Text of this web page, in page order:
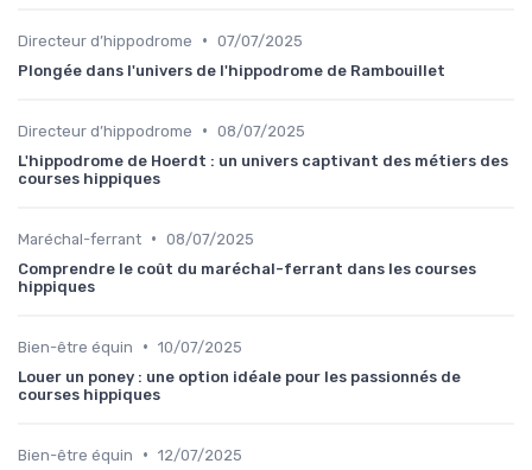
Directeur d’hippodrome • 07/07/2025
Plongée dans l'univers de l'hippodrome de Rambouillet
Directeur d’hippodrome • 08/07/2025
L'hippodrome de Hoerdt : un univers captivant des métiers des
courses hippiques
Maréchal-ferrant • 08/07/2025
Comprendre le coût du maréchal-ferrant dans les courses
hippiques
Bien-être équin • 10/07/2025
Louer un poney : une option idéale pour les passionnés de
courses hippiques
Bien-être équin • 12/07/2025